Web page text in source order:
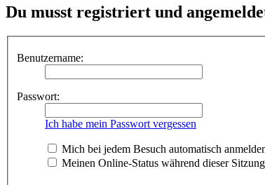
Du musst registriert und
Benutzername:
Passwort:
Ich habe mein Passwort vergessen
Mich bei jedem Besuch automatisch
Meinen Online-Status während dieser